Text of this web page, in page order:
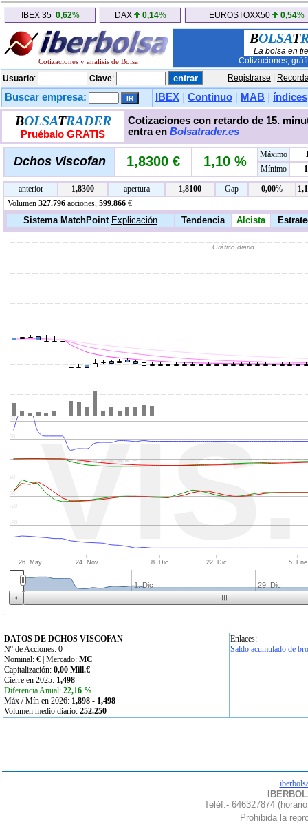
IBEX 35 0,62% DAX 0,14% EUROSTOXX50 0,54%
Cotizaciones y análisis de Bolsa
BOLSAT
La bolsa en
Cotizaciones,
Usuario: Clave: Registrarse
Buscar empresa: IBEX Continuo MAB índices
BOLSATRADER
Pruébalo GRATIS
Cotizaciones con retardo de 15.
entra en Bolsatrader.es
Dchos Viscofan 1,8300 € 1,10 % Máximo
Mínimo
anterior 1,8300 apertura 1,8100 Gap 0,00%
Volumen 327.796 acciones, 599.866 €
DATOS DE DCHOS VISCOFAN
Nº de Acciones: 0
Nominal: € | Mercado: MC
Capitalización: 0,00 Mill.€
Cierre en 2025: 1,498
Diferencia Anual: 22,16 %
Máx / Mín en 2026: 1,898 - 1,498
Volumen medio diario: 252.250
Enlaces:
Saldo acumulado de
Teléf.- 646327874
Prohibida la